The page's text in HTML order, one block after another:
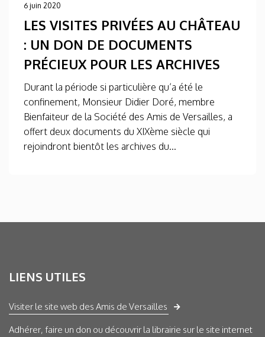
6 juin 2020
LES VISITES PRIVÉES AU CHÂTEAU
: UN DON DE DOCUMENTS
PRÉCIEUX POUR LES ARCHIVES
Durant la période si particulière qu’a été le
confinement, Monsieur Didier Doré, membre
Bienfaiteur de la Société des Amis de Versailles, a
offert deux documents du XIXème siècle qui
rejoindront bientôt les archives du...
LIENS UTILES
Visiter le site web des Amis de Versailles
Adhérer, faire un don ou découvrir la librairie sur le site internet